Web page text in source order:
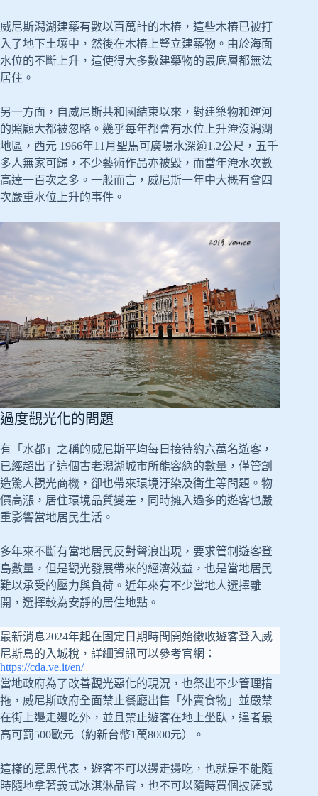
威尼斯潟湖建築有數以百萬計的木樁，這些木樁已被打
入了地下土壤中，然後在木樁上豎立建築物。由於海面
水位的不斷上升，這使得大多數建築物的最底層都無法
居住。
另一方面，自威尼斯共和國結束以來，對建築物和運河
的照顧大都被忽略。幾乎每年都會有水位上升淹沒潟湖
地區，西元 1966年11月聖馬可廣場水深逾1.2公尺，五千
多人無家可歸，不少藝術作品亦被毀，而當年淹水次數
高達一百次之多。一般而言，威尼斯一年中大概有會四
次嚴重水位上升的事件。
過度觀光化的問題
有「水都」之稱的威尼斯平均每日接待約六萬名遊客，
已經超出了這個古老潟湖城市所能容納的數量，僅管創
造驚人觀光商機，卻也帶來環境汙染及衛生等問題。物
價高漲，居住環境品質變差，同時擁入過多的遊客也嚴
重影響當地居民生活。
多年來不斷有當地居民反對聲浪出現，要求管制遊客登
島數量，但是觀光發展帶來的經濟效益，也是當地居民
難以承受的壓力與負荷。近年來有不少當地人選擇離
開，選擇較為安靜的居住地點。
最新消息2024年起在固定日期時間開始徵收遊客登入威
尼斯島的入城稅，詳細資訊可以參考官網：
https://cda.ve.it/en/
當地政府為了改善觀光惡化的現況，也祭出不少管理措
拖，威尼斯政府全面禁止餐廳出售「外賣食物」並嚴禁
在街上邊走邊吃外，並且禁止遊客在地上坐臥，違者最
高可罰500歐元（約新台幣1萬8000元）。
這樣的意思代表，遊客不可以邊走邊吃，也就是不能隨
時隨地拿著義式冰淇淋品嘗，也不可以隨時買個披薩或